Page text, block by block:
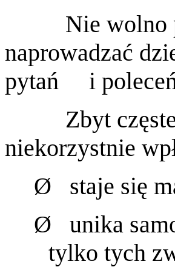
Nie wolno
naprowadzać
pytań
i
Zbyt
niekorzystnie
Ø
staje się
Ø
unika
tylko tych